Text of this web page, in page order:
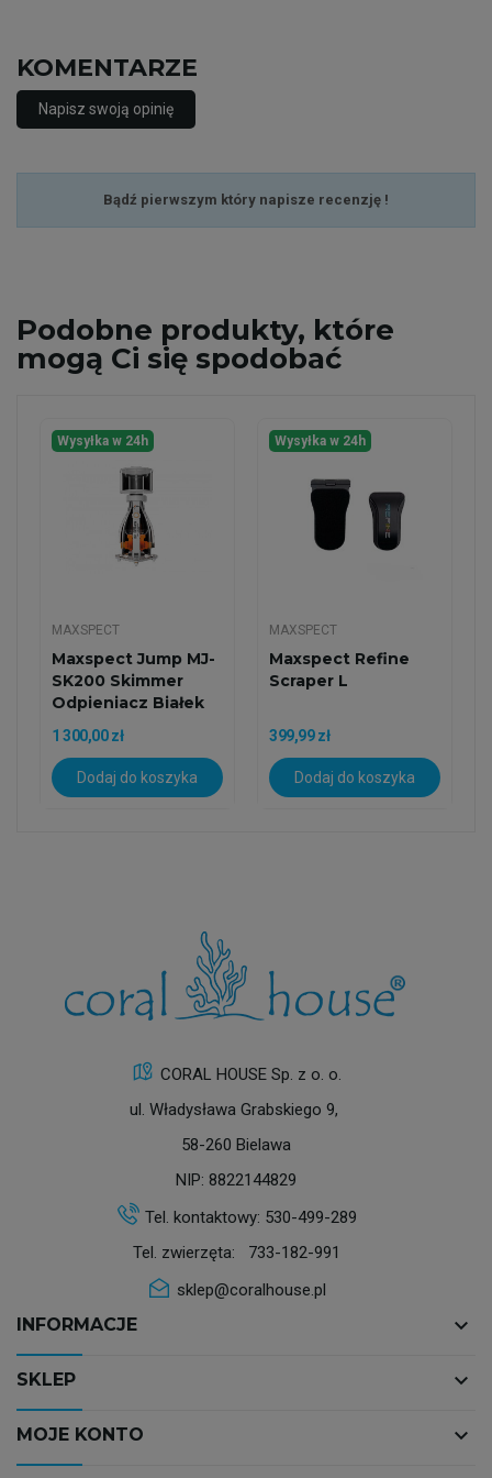
KOMENTARZE
Napisz swoją opinię
Bądź pierwszym który napisze recenzję !
Podobne produkty, które
mogą Ci się spodobać
Wysyłka w 24h
MAXSPECT
Maxspect Jump MJ-
SK200 Skimmer
Odpieniacz Białek
1 300,00 zł
Dodaj do koszyka
Wysyłka w 24h
MAXSPECT
Maxspect Refine
Scraper L
399,99 zł
Dodaj do koszyka
CORAL HOUSE Sp. z o. o.
ul. Władysława Grabskiego 9,
58-260 Bielawa
NIP: 8822144829
Tel. kontaktowy: 530-499-289
Tel. zwierzęta: 733-182-991
sklep@coralhouse.pl
INFORMACJE keyboard_arrow_down
SKLEP keyboard_arrow_down
MOJE KONTO keyboard_arrow_down